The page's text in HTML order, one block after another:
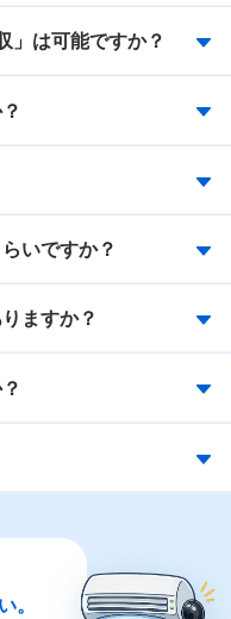
」は可能ですか？
いですか？
ますか？
。